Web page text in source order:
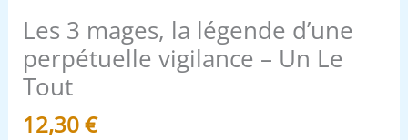
Les 3 mages, la légende d’une
perpétuelle vigilance – Un Le
Tout
12,30€